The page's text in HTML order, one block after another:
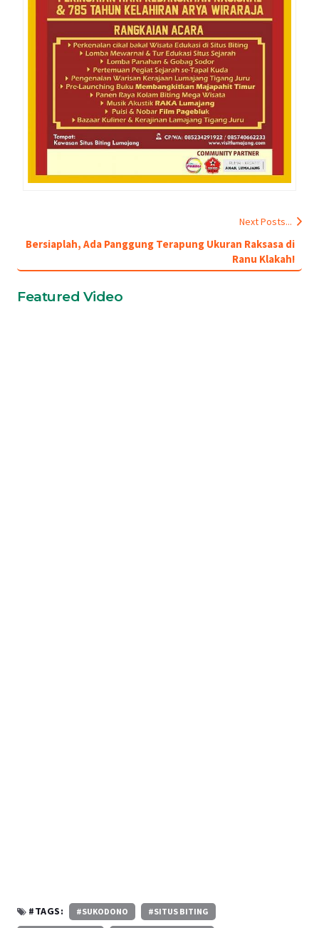
Next Posts...
Bersiaplah, Ada Panggung Terapung Ukuran Raksasa di
Ranu Klakah!
Featured Video
#TAGS: #SUKODONO #SITUS BITING